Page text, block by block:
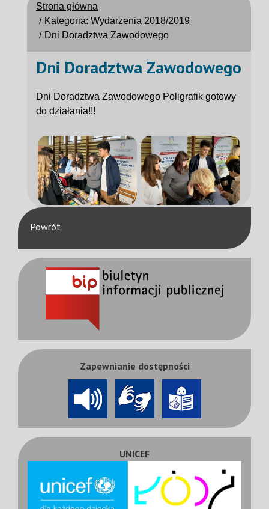
Strona główna
Kategoria: Wydarzenia 2018/2019
Dni Doradztwa Zawodowego
Dni Doradztwa Zawodowego
Dni Doradztwa Zawodowego Poligrafik gotowy
do działania!!!
Powrót
Zapewnianie dostępności
UNICEF